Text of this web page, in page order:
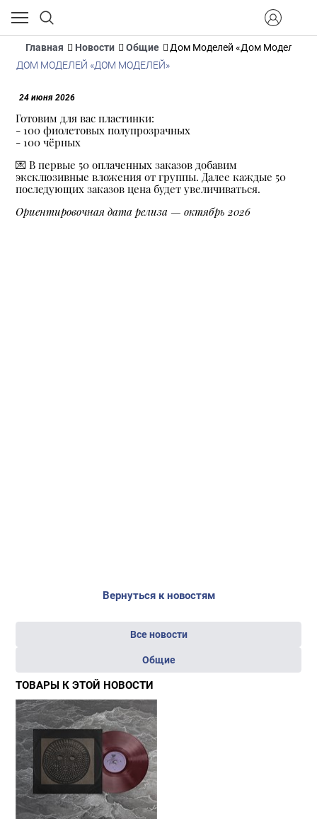
Главная Новости Общие
Дом Моделей «Дом Моделей»
ДОМ МОДЕЛЕЙ «ДОМ МОДЕЛЕЙ»
24 июня 2026
Готовим для вас пластинки:
- 100 фиолетовых полупрозрачных
- 100 чёрных
💌 В первые 50 оплаченных заказов добавим
эксклюзивные вложения от группы. Далее каждые 50
последующих заказов цена будет увеличиваться.
Ориентировочная дата релиза — октябрь 2026
Вернуться к новостям
Все новости
Общие
ТОВАРЫ К ЭТОЙ НОВОСТИ